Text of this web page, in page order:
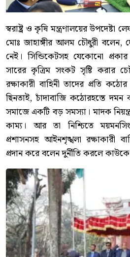
স্বরাষ্ট্র ও কৃষি মন্ত্রণালয়ের উপদেষ্টা
মোঃ জাহাঙ্গীর আলম চৌধুরী
নেই। সিন্ডিকেটসহ যেকোনো
সারের কৃত্রিম সংকট সৃষ্টি করার
রক্ষাকারী বাহিনী তাদের প্রতি
ছিনতাই, চাঁদাবাজি কঠোরহস্তে
সমাজে একটি বড় সমস্যা। মাদক
কাম্য। আর তা নিশ্চিতে
প্রশাসনসহ আইনশৃঙ্খলা রক্ষাকারী
প্রদান করে বলেন দুর্নীতি করলে